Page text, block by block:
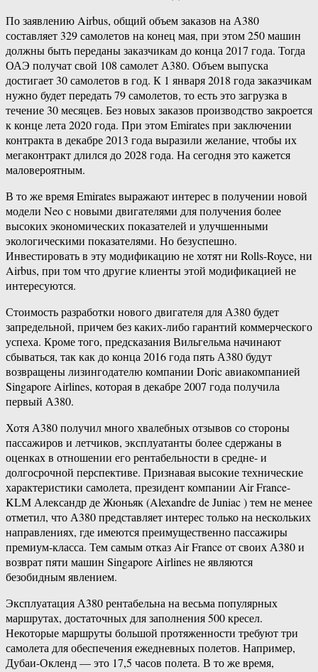
По заявлению Airbus, общий объем заказов на А380
составляет 329 самолетов на конец мая, при этом 250 машин
должны быть переданы заказчикам до конца 2017 года. Тогда
ОАЭ получат свой 108 самолет А380. Объем выпуска
достигает 30 самолетов в год. К 1 января 2018 года заказчикам
нужно будет передать 79 самолетов, то есть это загрузка в
течение 30 месяцев. Без новых заказов производство закроется
к конце лета 2020 года. При этом Emirates при заключении
контракта в декабре 2013 года выразили желание, чтобы их
мегаконтракт длился до 2028 года. На сегодня это кажется
маловероятным.
В то же время Emirates выражают интерес в получении новой
модели Neo с новыми двигателями для получения более
высоких экономических показателей и улучшенными
экологическими показателями. Но безуспешно.
Инвестировать в эту модификацию не хотят ни Rolls-Royce, ни
Airbus, при том что другие клиенты этой модификацией не
интересуются.
Стоимость разработки нового двигателя для А380 будет
запредельной, причем без каких-либо гарантий коммерческого
успеха. Кроме того, предсказания Вильгельма начинают
сбываться, так как до конца 2016 года пять А380 будут
возвращены лизингодателю компании Doric авиакомпанией
Singapore Airlines, которая в декабре 2007 года получила
первый А380.
Хотя А380 получил много хвалебных отзывов со стороны
пассажиров и летчиков, эксплуатанты более сдержаны в
оценках в отношении его рентабельности в средне- и
долгосрочной перспективе. Признавая высокие технические
характеристики самолета, президент компании Air France-
KLM Александр де Жюньяк (Alexandre de Juniac ) тем не менее
отметил, что А380 представляет интерес только на нескольких
направлениях, где имеются преимущественно пассажиры
премиум-класса. Тем самым отказ Air France от своих А380 и
возврат пяти машин Singapore Airlines не являются
безобидным явлением.
Эксплуатация А380 рентабельна на весьма популярных
маршрутах, достаточных для заполнения 500 кресел.
Некоторые маршруты большой протяженности требуют три
самолета для обеспечения ежедневных полетов. Например,
Дубаи-Окленд — это 17,5 часов полета. В то же время,